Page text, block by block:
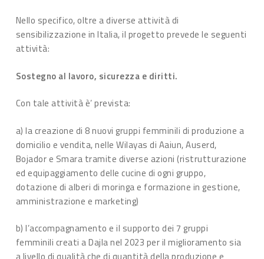
Nello specifico, oltre a diverse attività di
sensibilizzazione in Italia, il progetto prevede le seguenti
attività:
Sostegno al lavoro, sicurezza e diritti.
Con tale attività è’ prevista:
a) la creazione di 8 nuovi gruppi femminili di produzione a
domicilio e vendita, nelle Wilayas di Aaiun, Auserd,
Bojador e Smara tramite diverse azioni (ristrutturazione
ed equipaggiamento delle cucine di ogni gruppo,
dotazione di alberi di moringa e formazione in gestione,
amministrazione e marketing)
b) l’accompagnamento e il supporto dei 7 gruppi
femminili creati a Dajla nel 2023 per il miglioramento sia